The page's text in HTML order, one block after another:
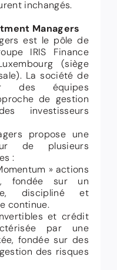
inchangés.
Managers
est le pôle de
IRIS Finance
(siège
La société de
des équipes
de gestion
investisseurs
propose une
de plusieurs
:
» actions
fondée sur un
discipliné et
continue.
et crédit
par une
fondée sur des
des risques